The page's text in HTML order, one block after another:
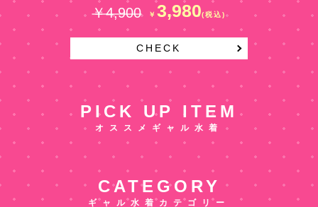
￥4,900 ￥3,980(税込)
CHECK
PICK UP ITEM
オススメギャル水着
CATEGORY
ギャル水着カテゴリー